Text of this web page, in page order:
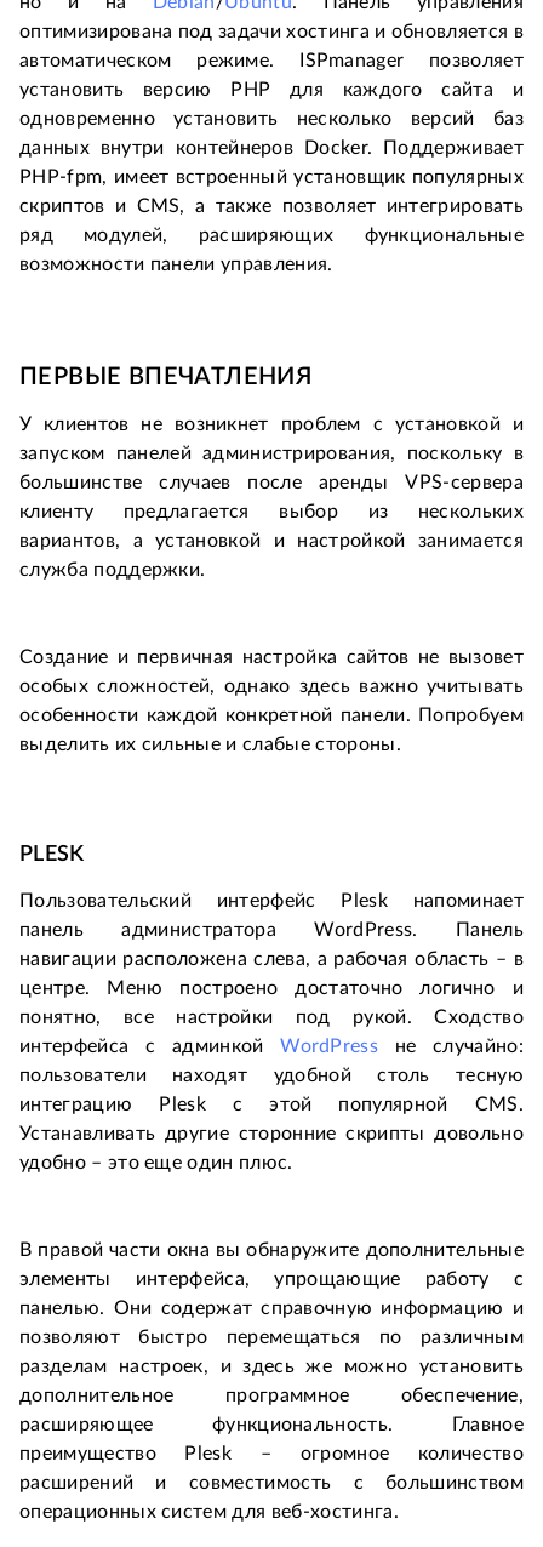
оптимизирована под задачи хостинга и обновляется в
автоматическом режиме. ISPmanager позволяет
установить версию PHP для каждого сайта и
одновременно установить несколько версий баз
данных внутри контейнеров Docker. Поддерживает
PHP-fpm, имеет встроенный установщик популярных
скриптов и CMS, а также позволяет интегрировать
ряд модулей, расширяющих функциональные
возможности панели управления.
ПЕРВЫЕ ВПЕЧАТЛЕНИЯ
У клиентов не возникнет проблем с установкой и
запуском панелей администрирования, поскольку в
большинстве случаев после аренды VPS-сервера
клиенту предлагается выбор из нескольких
вариантов, а установкой и настройкой занимается
служба поддержки.
Создание и первичная настройка сайтов не вызовет
особых сложностей, однако здесь важно учитывать
особенности каждой конкретной панели. Попробуем
выделить их сильные и слабые стороны.
PLESK
Пользовательский интерфейс Plesk напоминает
панель администратора WordPress. Панель
навигации расположена слева, а рабочая область – в
центре. Меню построено достаточно логично и
понятно, все настройки под рукой. Сходство
интерфейса с админкойWordPress не случайно:
пользователи находят удобной столь тесную
интеграцию Plesk с этой популярной CMS.
Устанавливать другие сторонние скрипты довольно
удобно – это еще один плюс.
В правой части окна вы обнаружите дополнительные
элементы интерфейса, упрощающие работу с
панелью. Они содержат справочную информацию и
позволяют быстро перемещаться по различным
разделам настроек, и здесь же можно установить
дополнительное программное обеспечение,
расширяющее функциональность. Главное
преимущество Plesk – огромное количество
расширений и совместимость с большинством
операционных систем для веб-хостинга.